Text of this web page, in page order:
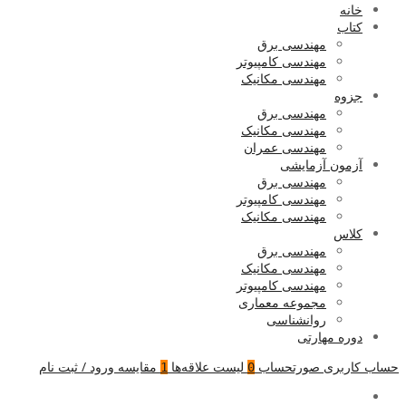
خانه
کتاب
مهندسی برق
مهندسی کامپیوتر
مهندسی مکانیک
جزوه
مهندسی برق
مهندسی مکانیک
مهندسی عمران
آزمون آزمایشی
مهندسی برق
مهندسی کامپیوتر
مهندسی مکانیک
کلاس
مهندسی برق
مهندسی مکانیک
مهندسی کامپیوتر
مجموعه معماری
روانشناسی
دوره مهارتی
حساب کاربری صورتحساب 0 لیست علاقه‌ها 1 مقایسه ورود / ثبت نام